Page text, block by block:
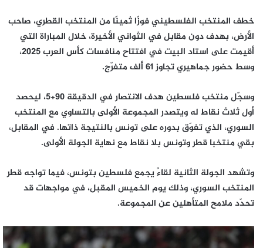
خطف المنتخب الفلسطيني فوزًا ثمينًا من المنتخب القطري، صاحب
الأرض، بهدف دون مقابل في الثواني الأخيرة، خلال المباراة التي
أقيمت على استاد البيت في افتتاح منافسات كأس العرب 2025،
وسط حضور جماهيري تجاوز 61 ألف متفرّج.
وسجّل منتخب فلسطين هدف الانتصار في الدقيقة 90+5، ليحصد
أول ثلاث نقاط له ويتصدر المجموعة الأولى بالتساوي مع المنتخب
السوري، الذي تفوّق بدوره على تونس بالنتيجة ذاتها. في المقابل،
بقي منتخبا قطر وتونس بلا نقاط مع نهاية الجولة الأولى.
وتشهد الجولة الثانية لقاءً يجمع فلسطين بتونس، فيما تواجه قطر
المنتخب السوري، وذلك يوم الخميس المقبل، في مواجهات قد
تحدّد ملامح المتأهلين عن المجموعة.